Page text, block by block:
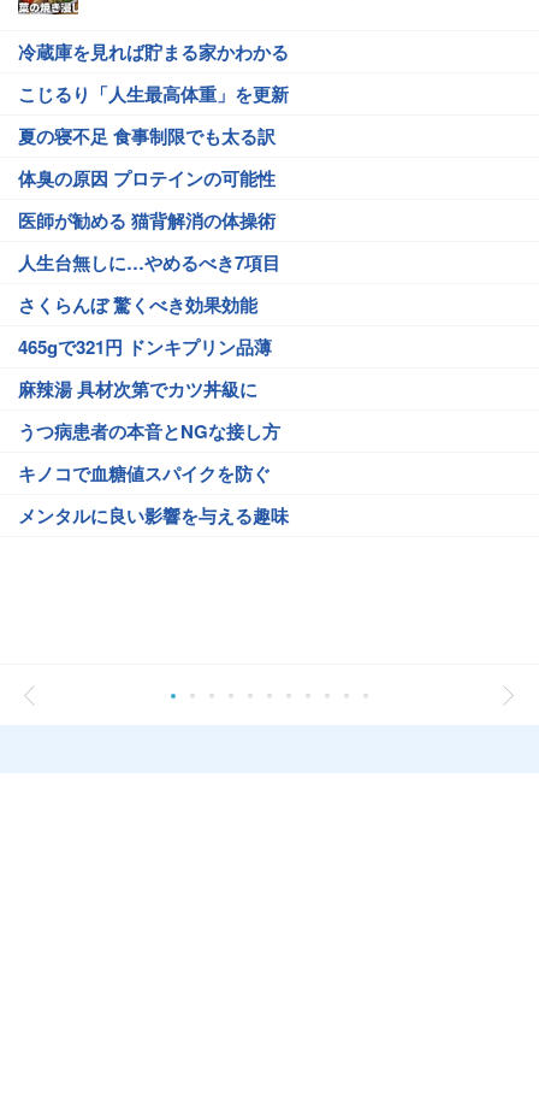
冷蔵庫を見れば貯まる家かわかる
こじるり「人生最高体重」を更新
夏の寝不足 食事制限でも太る訳
体臭の原因 プロテインの可能性
医師が勧める 猫背解消の体操術
人生台無しに…やめるべき7項目
さくらんぼ 驚くべき効果効能
465gで321円 ドンキプリン品薄
麻辣湯 具材次第でカツ丼級に
うつ病患者の本音とNGな接し方
キノコで血糖値スパイクを防ぐ
メンタルに良い影響を与える趣味